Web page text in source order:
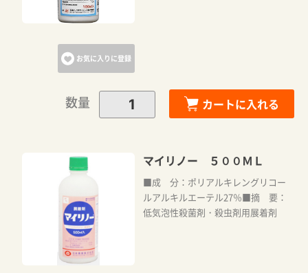
お気に入りに登録
数量 カートに入れる
マイリノー ５００ＭＬ
■成 分：ポリアルキレングリコー
ルアルキルエーテル27％■摘 要：
低気泡性殺菌剤・殺虫剤用展着剤
カートに追加しました。